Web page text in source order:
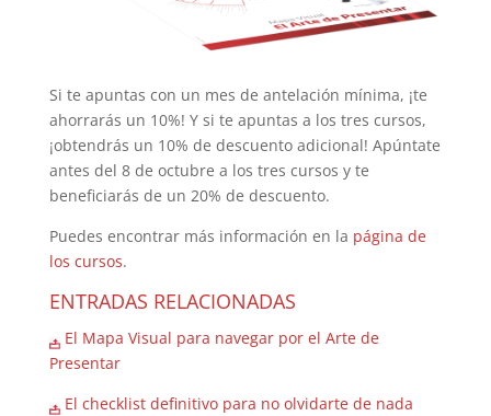
Si te apuntas con un mes de antelación mínima, ¡te
ahorrarás un 10%! Y si te apuntas a los tres cursos,
¡obtendrás un 10% de descuento adicional! Apúntate
antes del 8 de octubre a los tres cursos y te
beneficiarás de un 20% de descuento.
Puedes encontrar más información en la página de
los cursos.
ENTRADAS RELACIONADAS
El Mapa Visual para navegar por el Arte de
Presentar
El checklist definitivo para no olvidarte de nada